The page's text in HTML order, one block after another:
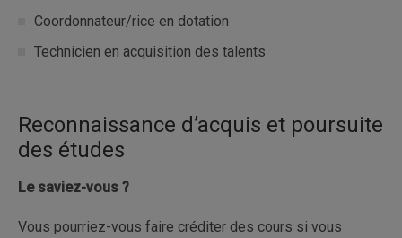
Coordonnateur/rice en dotation
Technicien en acquisition des talents
Reconnaissance d’acquis et poursuite
des études
Le saviez-vous ?
Vous pourriez-vous faire créditer des cours si vous